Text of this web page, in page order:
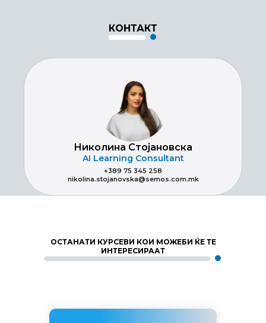
КОНТАКТ
Николина Стојановска
AI Learning Consultant
+389 75 345 258
nikolina.stojanovska@semos.com.mk
ОСТАНАТИ КУРСЕВИ КОИ МОЖЕБИ ЌЕ ТЕ
ИНТЕРЕСИРААТ